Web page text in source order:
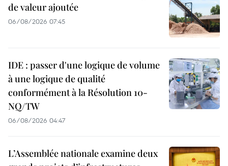
de valeur ajoutée
06/08/2026 07:45
IDE : passer d'une logique de volume
à une logique de qualité
conformément à la Résolution 10-
NQ/TW
06/08/2026 04:47
L’Assemblée nationale examine deux